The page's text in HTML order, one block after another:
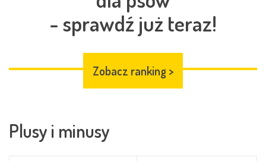
- sprawdź już teraz!
Zobacz ranking >
Plusy i minusy